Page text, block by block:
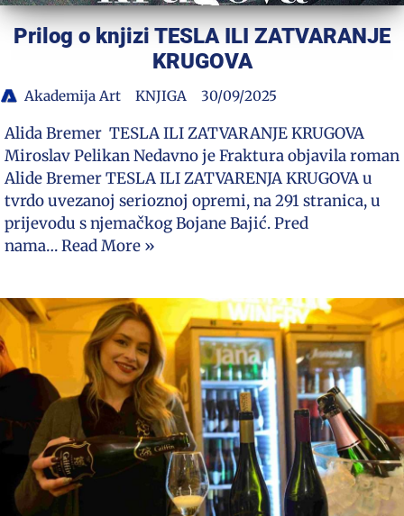
Prilog o knjizi TESLA ILI ZATVARANJE
KRUGOVA
Akademija Art KNJIGA 30/09/2025
Alida Bremer TESLA ILI ZATVARANJE KRUGOVA
Miroslav Pelikan Nedavno je Fraktura objavila roman
Alide Bremer TESLA ILI ZATVARENJA KRUGOVA u
tvrdo uvezanoj serioznoj opremi, na 291 stranica, u
prijevodu s njemačkog Bojane Bajić. Pred
nama…Read More »